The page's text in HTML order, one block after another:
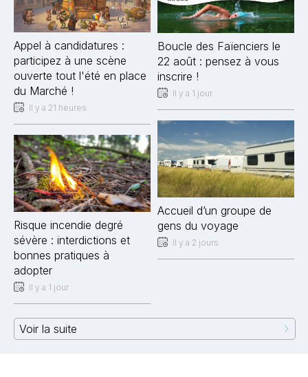
Appel à candidatures :
participez à une scène
ouverte tout l'été en place
du Marché !
Il y a 21 heures
Risque incendie degré
sévère : interdictions et
bonnes pratiques à
adopter
Il y a 1 jour
Boucle des Faïenciers le
22 août : pensez à vous
inscrire !
Il y a 1 jour
Accueil d’un groupe de
gens du voyage
Il y a 2 jours
Voir la suite